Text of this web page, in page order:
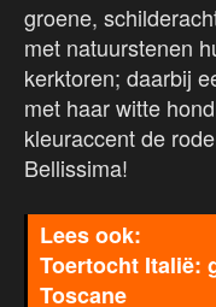
groene,
met natuurstenen
kerktoren; daarbij
met haar witte
kleuraccent de
Bellissima!
Toertocht Italië:
Toscane